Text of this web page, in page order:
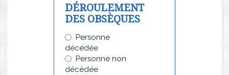
DÉROULEMENT
DES OBSÈQUES
Personne
décédée
Personne non
décédée